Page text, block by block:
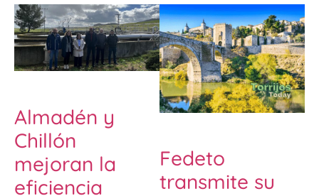
Almadén y
Chillón
mejoran la
eficiencia
Fedeto
transmite su